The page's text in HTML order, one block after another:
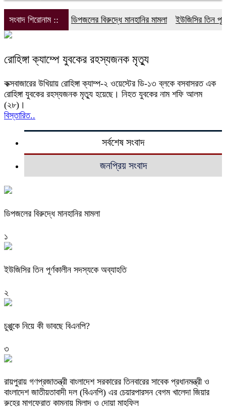
সংবাদ শিরোনাম :: ডিপজলের বিরুদ্ধে মানহানির মামলা ইউজিসির তিন
রোহিঙ্গা ক্যাম্পে যুবকের রহস্যজনক মৃত্যু
কক্সবাজারের উখিয়ায় রোহিঙ্গা ক্যাম্প-২ ওয়েস্টের ডি-১৩ ব্লকে বসবাসরত এক
রোহিঙ্গা যুবকের রহস্যজনক মৃত্যু হয়েছে। নিহত যুবকের নাম শফি আলম
(২৮)।
বিস্তারিত..
সর্বশেষ সংবাদ
জনপ্রিয় সংবাদ
ডিপজলের বিরুদ্ধে মানহানির মামলা
১
ইউজিসির তিন পূর্ণকালীন সদস্যকে অব্যাহতি
২
চুপ্পুকে নিয়ে কী ভাবছে বিএনপি?
৩
রায়পুরায় গণপ্রজাতন্ত্রী বাংলাদেশ সরকারের তিনবারের সাবেক প্রধানমন্ত্রী ও
বাংলাদেশ জাতীয়তাবাদী দল (বিএনপি) এর চেয়ারপারসন বেগম খালেদা জিয়ার
রুহের মাগফেরাত কামনায় মিলাদ ও দোয়া মাহফিল